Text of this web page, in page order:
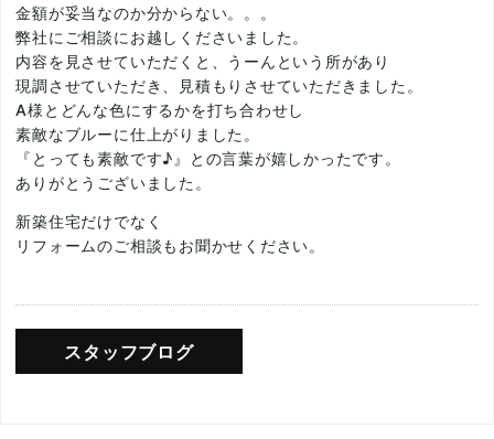
金額が妥当なのか分からない。。。
弊社にご相談にお越しくださいました。
内容を見させていただくと、うーんという所があり
現調させていただき、見積もりさせていただきました。
A様とどんな色にするかを打ち合わせし
素敵なブルーに仕上がりました。
『とっても素敵です♪』との言葉が嬉しかったです。
ありがとうございました。
新築住宅だけでなく
リフォームのご相談もお聞かせください。
スタッフブログ